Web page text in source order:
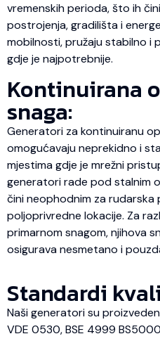
vremenskih perioda, što ih
postrojenja, gradilišta i
mobilnosti, pružaju stabilno i
gdje je najpotrebnije.
Kontinuirana
snaga:
Generatori za kontinuiranu
omogućavaju neprekidno i
mjestima gdje je mrežni
generatori rade pod stalnim
čini neophodnim za
poljoprivredne lokacije. Za
primarnom snagom, njihova
osigurava nesmetano i
Standardi
Naši generatori su
VDE 0530, BSE 4999